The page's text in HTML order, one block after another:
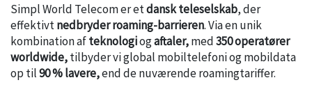
Simpl World Telecom er etdansk teleselskab, der
effektivtnedbryder roaming-barrieren. Via en unik
kombination afteknologiogaftaler,med350 operatører
worldwide,tilbyder vi global mobiltelefoni og mobildata
op til90 % lavere,end de nuværende roamingtariffer.